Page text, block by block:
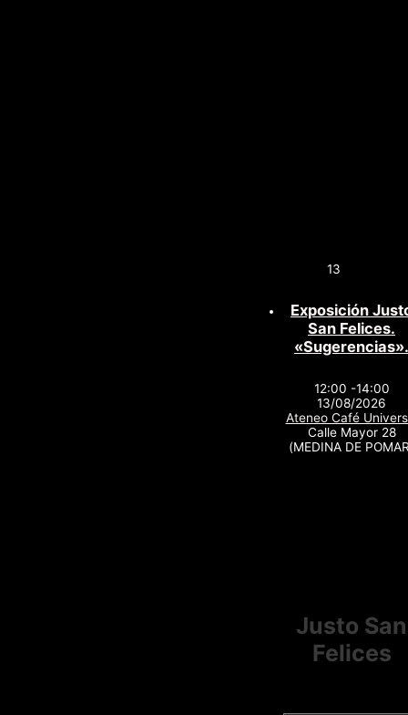
13
Exposición
San Felices.
«Sugerencias».
12:00 -14:00
13/08/2026
Ateneo Café
Calle Mayor 28
(MEDINA DE
Justo San
Felices